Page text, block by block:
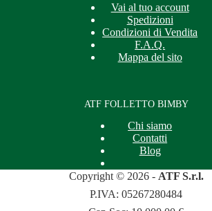
Vai al tuo account
Spedizioni
Condizioni di Vendita
F.A.Q.
Mappa del sito
ATF FOLLETTO BIMBY
Chi siamo
Contatti
Blog
Copyright © 2026 - ATF S.r.l.
P.IVA: 05267280484